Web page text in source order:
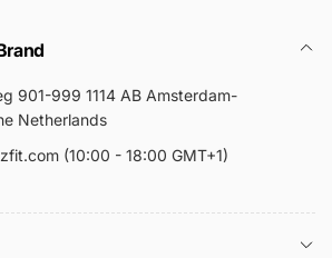
901-999 1114 AB Amsterdam-
Netherlands
(10:00 - 18:00 GMT+1)